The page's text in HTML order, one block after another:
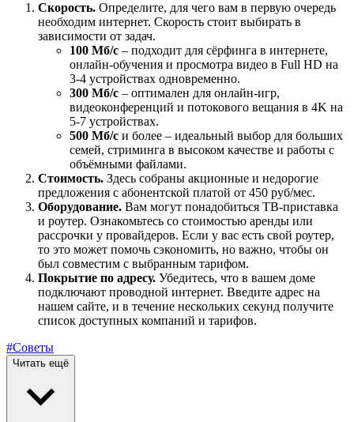
Скорость. Определите, для чего вам в первую очередь
необходим интернет. Скорость стоит выбирать в
зависимости от задач.
100 Мб/с – подходит для сёрфинга в интернете,
онлайн-обучения и просмотра видео в Full HD на
3-4 устройствах одновременно.
300 Мб/с – оптимален для онлайн-игр,
видеоконференций и потокового вещания в 4K на
5-7 устройствах.
500 Мб/с и более – идеальный выбор для больших
семей, стриминга в высоком качестве и работы с
объёмными файлами.
Стоимость. Здесь собраны акционные и недорогие
предложения с абонентской платой от 450 руб/мес.
Оборудование. Вам могут понадобиться ТВ-приставка
и роутер. Ознакомьтесь со стоимостью аренды или
рассрочки у провайдеров. Если у вас есть свой роутер,
то это может помочь сэкономить, но важно, чтобы он
был совместим с выбранным тарифом.
Покрытие по адресу. Убедитесь, что в вашем доме
подключают проводной интернет. Введите адрес на
нашем сайте, и в течение нескольких секунд получите
список доступных компаний и тарифов.
#Советы
Читать ещё